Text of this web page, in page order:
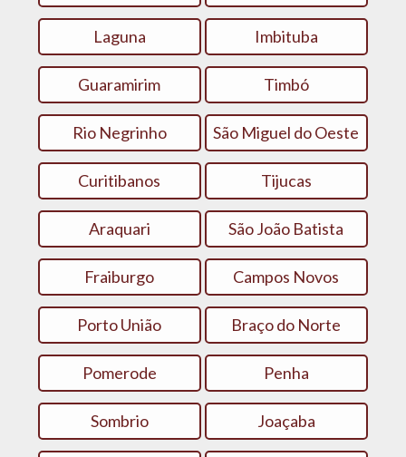
Laguna Imbituba
Guaramirim Timbó
Rio Negrinho São Miguel do Oeste
Curitibanos Tijucas
Araquari São João Batista
Fraiburgo Campos Novos
Porto União Braço do Norte
Pomerode Penha
Sombrio Joaçaba